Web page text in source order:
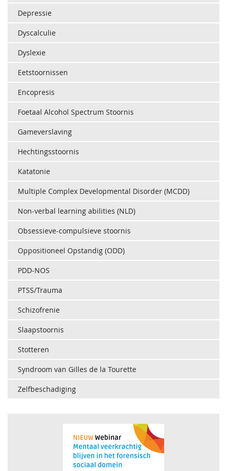
Depressie
Dyscalculie
Dyslexie
Eetstoornissen
Encopresis
Foetaal Alcohol Spectrum Stoornis
Gameverslaving
Hechtingsstoornis
Katatonie
Multiple Complex Developmental Disorder (MCDD)
Non-verbal learning abilities (NLD)
Obsessieve-compulsieve stoornis
Oppositioneel Opstandig (ODD)
PDD-NOS
PTSS/Trauma
Schizofrenie
Slaapstoornis
Stotteren
Syndroom van Gilles de la Tourette
Zelfbeschadiging